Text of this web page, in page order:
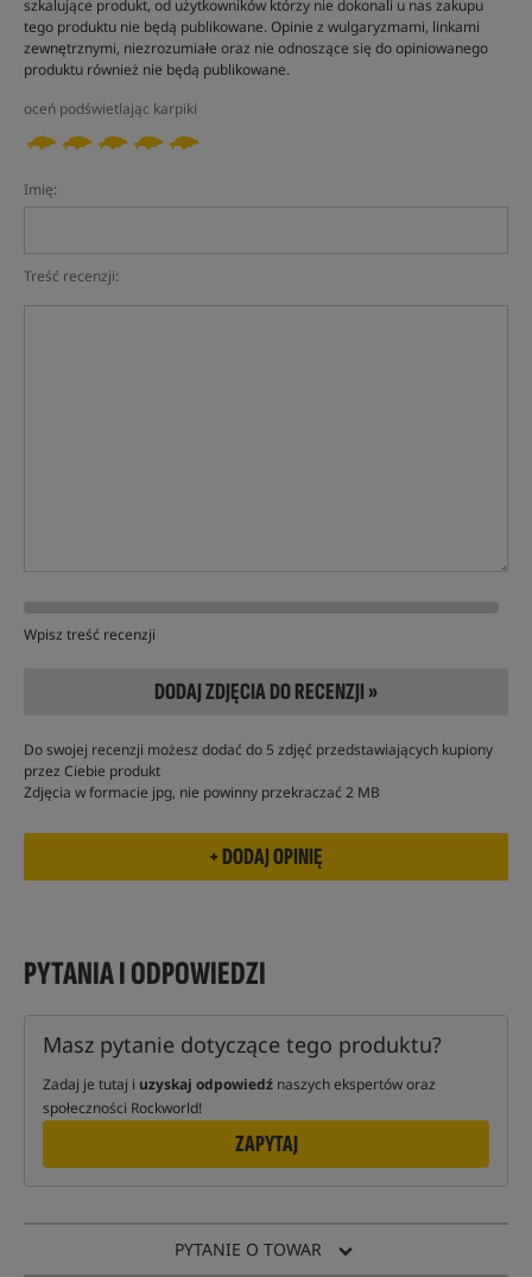
szkalujące produkt, od użytkowników którzy nie dokonali u nas zakupu
tego produktu nie będą publikowane. Opinie z wulgaryzmami, linkami
zewnętrznymi, niezrozumiałe oraz nie odnoszące się do opiniowanego
produktu również nie będą publikowane.
oceń podświetlając karpiki
Imię:
Treść recenzji:
Wpisz treść recenzji
DODAJ ZDJĘCIA DO RECENZJI »
Do swojej recenzji możesz dodać do 5 zdjęć przedstawiających kupiony
przez Ciebie produkt
Zdjęcia w formacie jpg, nie powinny przekraczać 2 MB
PYTANIA I ODPOWIEDZI
Masz pytanie dotyczące tego produktu?
Zadaj je tutaj i uzyskaj odpowiedź naszych ekspertów oraz
społeczności Rockworld!
ZAPYTAJ
PYTANIE O TOWAR